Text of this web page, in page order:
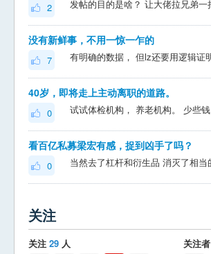
2
没有新鲜事，不用一惊一乍的
7
40岁，即将走上主动离职的道路。
0
看百亿私募梁宏有感，捉到凶手了吗？
0
关注
关注 29 人 关注者